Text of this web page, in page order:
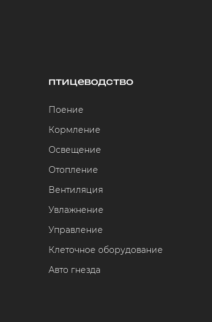
птицеводство
Поение
Кормление
Освещение
Отопление
Вентиляция
Увлажнение
Управление
Клеточное оборудование
Авто гнезда